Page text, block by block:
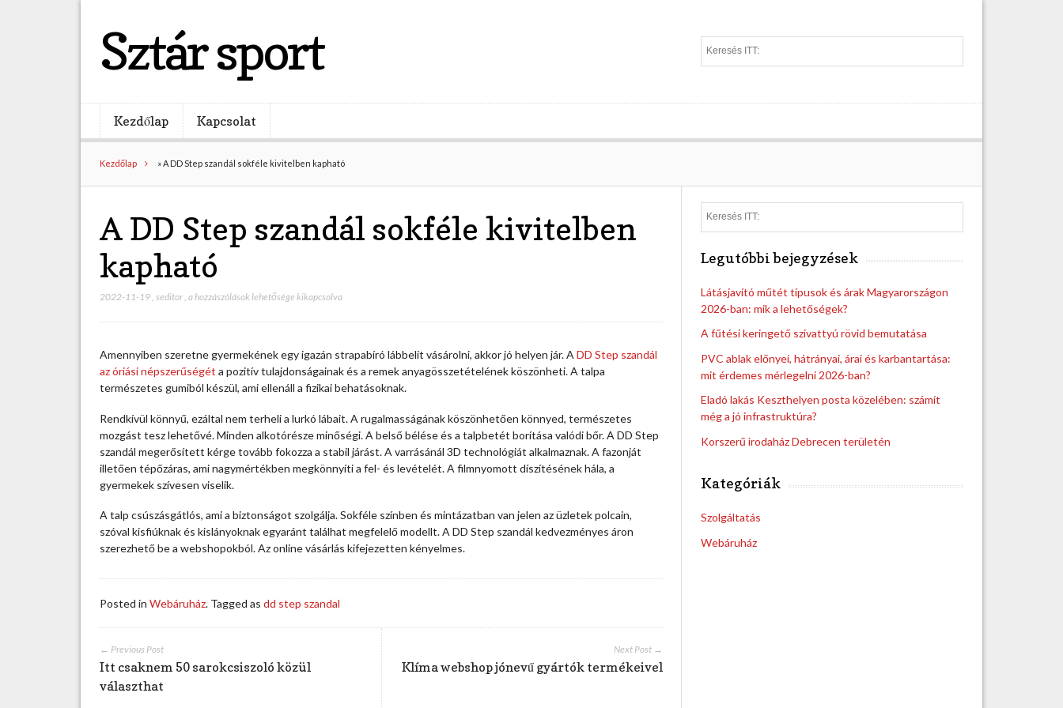
Sztár sport
e
c
Kezdőlap Kapcsolat
Kezdőlap »A DD Step szandál sokféle kivitelben kapható
A DD Step szandál sokféle kivitelben
kapható
2022-11-19 seditor ,A
t
e
p
l
s
o
f
l
e
i
a hozzászólások lehetősége kikapcsolva
Amennyiben szeretne gyermekének egy igazán strapabíró lábbelit vásárolni, akkor jó helyen jár. ADD Step szandál
az óriási népszerűségét a pozitív tulajdonságainak és a remek anyagösszetételének köszönheti. A talpa
természetes gumiból készül, ami ellenáll a fizikai behatásoknak.
Rendkívül könnyű, ezáltal nem terheli a lurkó lábait. A rugalmasságának köszönhetően könnyed, természetes
mozgást tesz lehetővé. Minden alkotórésze minőségi. A belső bélése és a talpbetét borítása valódi bőr. A DD Step
szandál megerősített kérge tovább fokozza a stabil járást.A varrásánál 3D technológiát alkalmaznak. A fazonját
illetően tépőzáras, ami nagymértékben megkönnyíti a fel- és levételét. A filmnyomott díszítésének hála, a
gyermekek szívesen viselik.
A talp csúszásgátlós, ami a biztonságot szolgálja. Sokféle színben és mintázatban van jelen az üzletek polcain,
szóval kisfiúknak és kislányoknak egyaránt találhat megfelelő modellt. A DD Step szandál kedvezményes áron
szerezhető be a webshopokból. Az online vásárlás kifejezetten kényelmes.
Posted inWebáruház. Tagged asdd step szandal
Next Post →
Klíma webshop jónevű gyártók termékeivel
← Previous Post
Itt csaknem 50 sarokcsiszoló közül
választhat
e
Legutóbbi bejegyzések
Látásjavító műtét típusok és árak Magyarországon
2026-ban: mik a lehetőségek?
A fűtési keringető szivattyú rövid bemutatása
PVC ablak előnyei, hátrányai, árai és karbantartása:
mit érdemes mérlegelni 2026-ban?
Eladó lakás Keszthelyen posta közelében: számít
még a jó infrastruktúra?
Korszerű irodaház Debrecen területén
Kategóriák
Szolgáltatás
Webáruház